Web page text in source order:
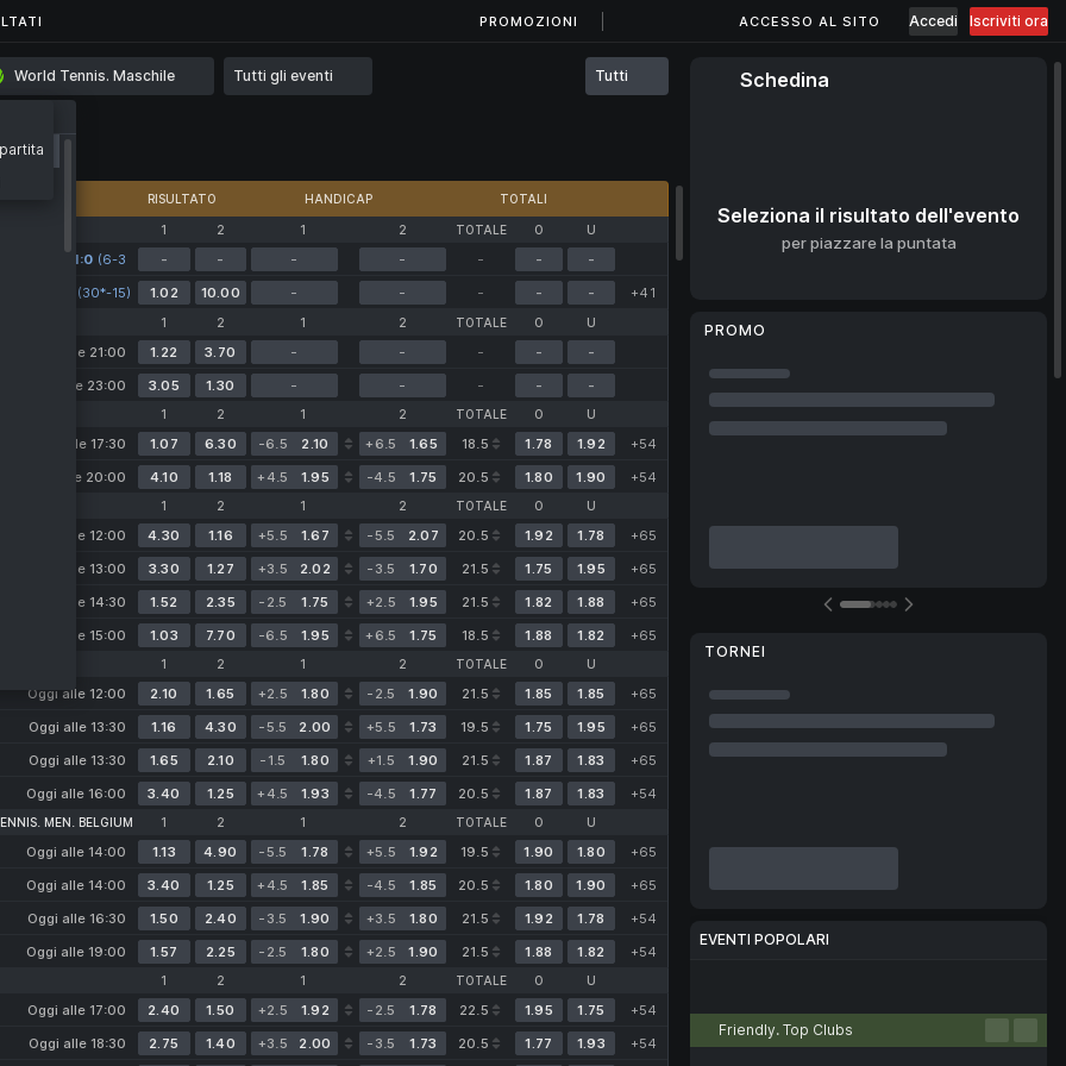
PROMOZIONI ACCESSO AL SITO Accedi Iscriviti ora
World Tennis. Maschile Tutti gli eventi Tutti
RISULTATO HANDICAP TOTALI
1 2 1 2 TOTALE O U
1:0 (6-3
- - - - - -
-
(30*-15) 1.02 10.00 - - - - - +41
1 2 1 2 TOTALE O U
Domani alle 21:00 1.22 3.70 - - - -
-
Domani alle 23:00 3.05 1.30 - - - - -
1 2 1 2 TOTALE O U
Oggi alle 17:30 1.07 6.30 -6.5 2.10 +6.5 1.65 18.5 1.78 1.92
+54
Oggi alle 20:00 4.10 1.18 +4.5 1.95 -4.5 1.75 20.5 1.80 1.90 +54
1 2 1 2 TOTALE O U
Oggi alle 12:00 4.30 1.16 +5.5 1.67 -5.5 2.07 20.5 1.92 1.78
+65
Oggi alle 13:00 3.30 1.27 +3.5 2.02 -3.5 1.70 21.5 1.75 1.95
+65
Oggi alle 14:30 1.52 2.35 -2.5 1.75 +2.5 1.95 21.5 1.82 1.88
+65
Oggi alle 15:00 1.03 7.70 -6.5 1.95 +6.5 1.75 18.5 1.88 1.82 +65
1 2 1 2 TOTALE O U
Oggi alle 12:00 2.10 1.65 +2.5 1.80 -2.5 1.90 21.5 1.85 1.85
+65
Oggi alle 13:30 1.16 4.30 -5.5 2.00 +5.5 1.73 19.5 1.75 1.95
+65
Oggi alle 13:30 1.65 2.10 -1.5 1.80 +1.5 1.90 21.5 1.87 1.83
+65
Oggi alle 16:00 3.40 1.25 +4.5 1.93 -4.5 1.77 20.5 1.87 1.83 +54
MEN. BELGIUM 1 2 1 2 TOTALE O U
Oggi alle 14:00 1.13 4.90 -5.5 1.78 +5.5 1.92 19.5 1.90 1.80
+65
Oggi alle 14:00 3.40 1.25 +4.5 1.85 -4.5 1.85 20.5 1.80 1.90
+65
Oggi alle 16:30 1.50 2.40 -3.5 1.90 +3.5 1.80 21.5 1.92 1.78
+54
Oggi alle 19:00 1.57 2.25 -2.5 1.80 +2.5 1.90 21.5 1.88 1.82 +54
1 2 1 2 TOTALE O U
Oggi alle 17:00 2.40 1.50 +2.5 1.92 -2.5 1.78 22.5 1.95 1.75
+54
Oggi alle 18:30 2.75 1.40 +3.5 2.00 -3.5 1.73 20.5 1.77 1.93
+54
Schedina
Seleziona il risultato dell'evento
per piazzare la puntata
PROMO
TORNEI
EVENTI POPOLARI
Friendly. Top Clubs
59